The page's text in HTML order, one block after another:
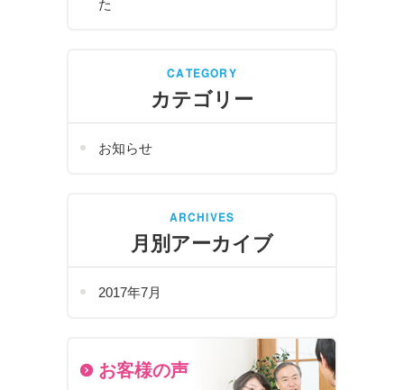
た
CATEGORY
カテゴリー
お知らせ
ARCHIVES
月別アーカイブ
2017年7月
お客様の声